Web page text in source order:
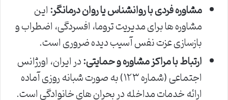
مشاوره فردی با روانشناس یا روان درمانگر:این
مشاوره ها برای مدیریت تروما، افسردگی، اضطراب و
بازسازی عزت نفس آسیب دیده ضروری است.
ارتباط با مراکز مشاوره و حمایتی:در ایران، اورژانس
اجتماعی (شماره ۱۲۳) به صورت شبانه روزی آماده
ارائه خدمات مداخله در بحران های خانوادگی است.